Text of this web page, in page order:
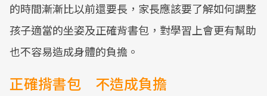
的時間漸漸比以前還要長，家長應該要了解如何調整
孩子適當的坐姿及正確背書包，對學習上會更有幫助
也不容易造成身體的負擔。
正確揹書包 不造成負擔